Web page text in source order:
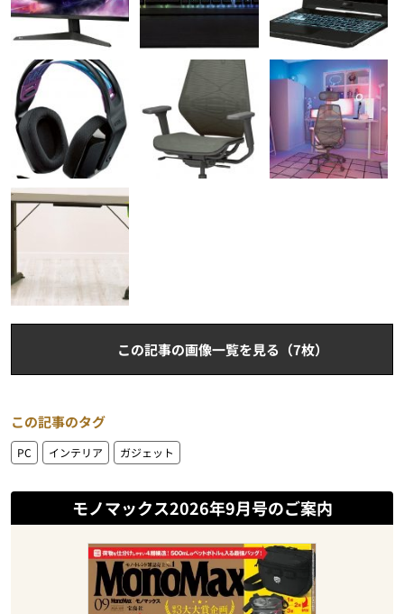
この記事の画像一覧を見る（7枚）
この記事のタグ
PC インテリア ガジェット
モノマックス2026年9月号のご案内